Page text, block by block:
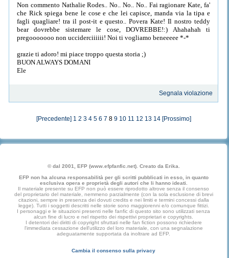
Non commento Nathalie Rodes.. No.. No.. No.. Fai ragionare Kate, fa'
che Rick spiega bene le cose e che lei capisce, manda via la tipa e
fagli quagliare! tra il post-it e questo.. Povera Kate! Il nostro teddy
bear dovrebbe sistemare le cose, DOVREBBE!:) Ahahahah ti
pregooooooo non ucciderciiiiii! Noi ti vogliamo beneeeee *-*
grazie ti adoro! mi piace troppo questa storia ;)
BUON ALWAYS DOMANI
Ele
Segnala violazione
[Precedente] 1 2 3 4 5 6 7 8 9 10 11 12 13 14 [Prossimo]
© dal 2001, EFP (www.efpfanfic.net). Creato da Erika.
EFP non ha alcuna responsabilità per gli scritti pubblicati in esso, in quanto
esclusiva opera e proprietà degli autori che li hanno ideati.
Il materiale presente su EFP non può essere riprodotto altrove senza il consenso
del proprietario del materiale, nemmeno parzialmente (con la sola esclusione di brevi
citazioni, sempre in presenza dei dovuti credits e nei limiti e termini concessi dalla
legge). Tutti i soggetti descritti nelle storie sono maggiorenni e/o comunque fittizi.
I personaggi e le situazioni presenti nelle fanfic di questo sito sono utilizzati senza
alcun fine di lucro e nel rispetto dei rispettivi proprietari e copyrights.
I detentori dei diritti di copyright sfruttati nelle fan fiction possono richiedere
l'immediata cessazione dell'utilizzo del loro materiale, con una segnalazione
adeguatamente supportata da inoltrare ad EFP.
Cambia il consenso sulla privacy